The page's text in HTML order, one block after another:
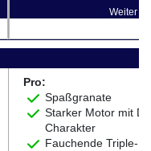
Weiter
Pro:
Spaßgranate
Starker Motor mit
Charakter
Fauchende Triple-